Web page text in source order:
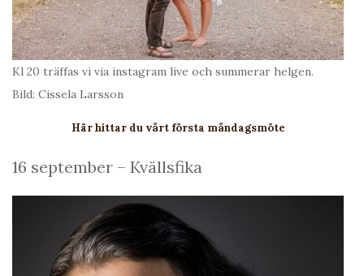
Kl 20 träffas vi via instagram live och summerar helgen.
Bild: Cissela Larsson
Här hittar du vårt första måndagsmöte
16 september – Kvällsfika